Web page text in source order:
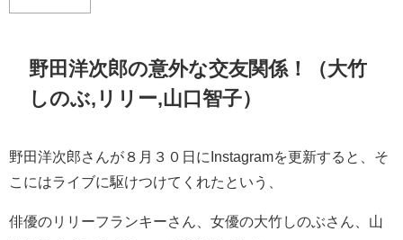
野田洋次郎の意外な交友関係！（大竹
しのぶ,リリー,山口智子）
野田洋次郎さんが８月３０日にInstagramを更新すると、そ
こにはライブに駆けつけてくれたという、
俳優のリリーフランキーさん、女優の大竹しのぶさん、山